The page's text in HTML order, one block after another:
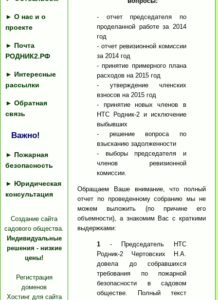
► О нас и о
проекте
► Почта
РОДНИК2.РФ
► Интересные
рассылки
► Обратная
связь
Важно!
► Пожарная
безопасность
► Юридическая
консультация
Создание сайта
садового общества.
Индивидуальные
решения - низкие
цены!
Регистрация
доменов
Хостинг для сайта
- отчет председателя по
проделанной работе за 2014
год
- отчет ревизионной комиссии
за 2014 год
- принятие примерного плана
расходов на 2015 год
- утверждение членских
взносов на 2015 год
- принятие новых членов в
НТС Родник-2 и исключение
выбывших
- решение вопроса по
взысканию задолженности
- выборы председателя и
членов ревизионной
комиссии.
Обращаем Ваше внимание, что полный
отчет по проведенному собранию мы не
можем выложить (по причине его
объемности), а знакомим Вас с краткими
выдержками:
1 - Председатель НТС
Родник-2 Чертовских Н.А.
довела до собравшихся
требования по пожарной
безопасности в садовом
обществе. Полный текст